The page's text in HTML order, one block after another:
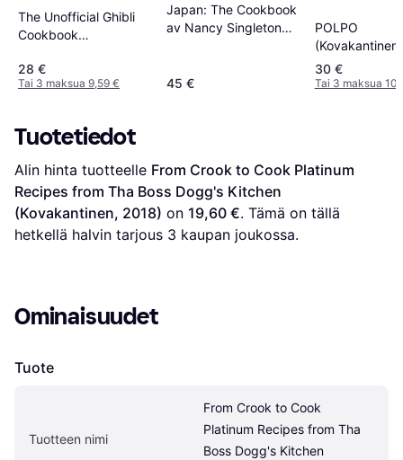
The Unofficial Ghibli
Cookbook
28 €
Tai 3 maksua 9,59 €
Japan: The Cookbook
av Nancy Singleton
45 €
POLPO
30 €
Tai 3 maksua
Tuotetiedot
Alin hinta tuotteelle From Crook to Cook Platinum
Recipes from Tha Boss Dogg's Kitchen
(Kovakantinen, 2018) on 19,60 €. Tämä on tällä
hetkellä halvin tarjous 3 kaupan joukossa.
Ominaisuudet
Tuote
Tuotteen nimi
From Crook to Cook
Platinum Recipes from Tha
Boss Dogg's Kitchen